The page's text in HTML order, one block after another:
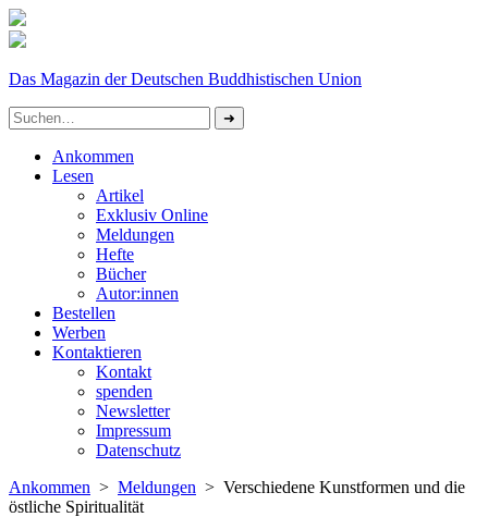
Das Magazin der Deutschen Buddhistischen Union
Ankommen
Lesen
Artikel
Exklusiv Online
Meldungen
Hefte
Bücher
Autor:innen
Bestellen
Werben
Kontaktieren
Kontakt
spenden
Newsletter
Impressum
Datenschutz­
Ankommen > Meldungen > Verschiedene Kunstformen und die
östliche Spiritualität